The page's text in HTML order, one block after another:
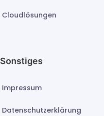
Cloudlösungen
Sonstiges
Impressum
Datenschutzerklärung